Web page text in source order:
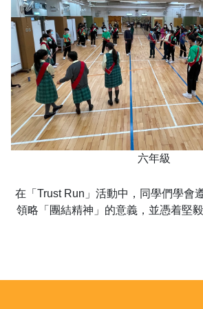
六年級
在「Trust Run」活動中，同學們學會
領略「團結精神」的意義，並憑着堅